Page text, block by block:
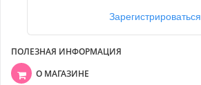
Зарегистрироваться
ПОЛЕЗНАЯ ИНФОРМАЦИЯ
О МАГАЗИНЕ